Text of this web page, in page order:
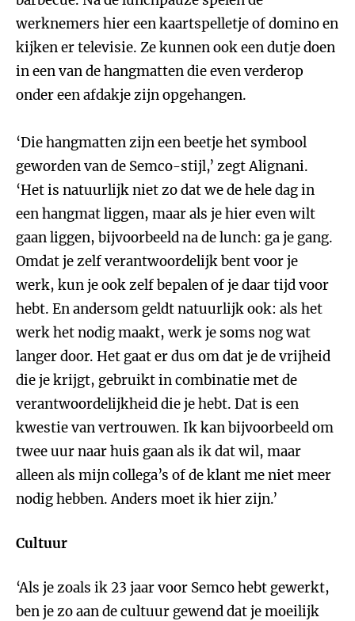
werknemers hier een kaartspelletje of domino en
kijken er televisie. Ze kunnen ook een dutje doen
in een van de hangmatten die even verderop
onder een afdakje zijn opgehangen.
‘Die hangmatten zijn een beetje het symbool
geworden van de Semco-stijl,’ zegt Alignani.
‘Het is natuurlijk niet zo dat we de hele dag in
een hangmat liggen, maar als je hier even wilt
gaan liggen, bijvoorbeeld na de lunch: ga je gang.
Omdat je zelf verantwoordelijk bent voor je
werk, kun je ook zelf bepalen of je daar tijd voor
hebt. En andersom geldt natuurlijk ook: als het
werk het nodig maakt, werk je soms nog wat
langer door. Het gaat er dus om dat je de vrijheid
die je krijgt, gebruikt in combinatie met de
verantwoordelijkheid die je hebt. Dat is een
kwestie van vertrouwen. Ik kan bijvoorbeeld om
twee uur naar huis gaan als ik dat wil, maar
alleen als mijn collega’s of de klant me niet meer
nodig hebben. Anders moet ik hier zijn.’
Cultuur
‘Als je zoals ik 23 jaar voor Semco hebt gewerkt,
ben je zo aan de cultuur gewend dat je moeilijk